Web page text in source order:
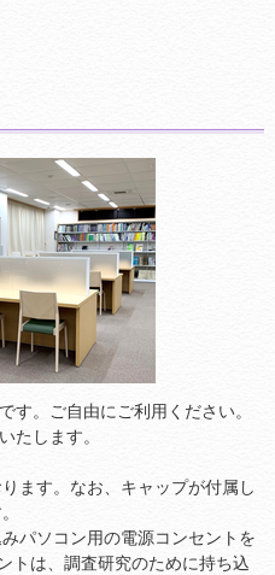
す。ご自由にご利用ください。
たします。
ます。なお、キャップが付属し
パソコン用の電源コンセントを
トは、調査研究のために持ち込